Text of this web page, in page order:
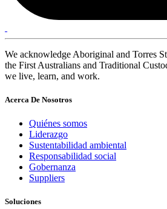
We acknowledge Aboriginal and Torres
the First Australians and Traditional
we live, learn, and work.
Acerca De Nosotros
Quiénes somos
Liderazgo
Sustentabilidad ambiental
Responsabilidad social
Gobernanza
Suppliers
Soluciones